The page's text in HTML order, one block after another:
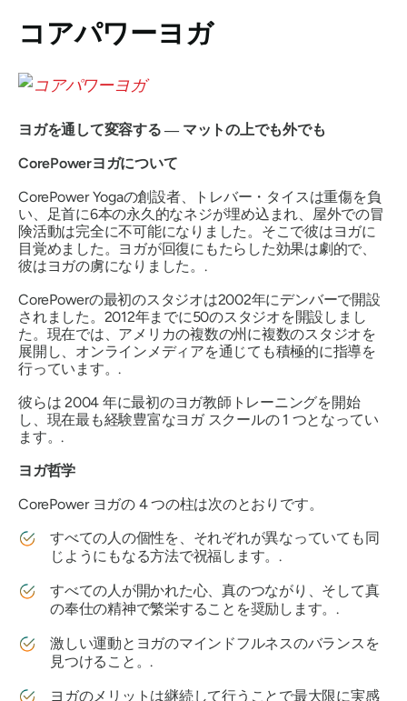
コアパワーヨガ
ヨガを通して変容する ― マットの上でも外でも
CorePowerヨガについて
CorePower Yogaの創設者、トレバー・タイスは重傷を負
い、足首に6本の永久的なネジが埋め込まれ、屋外での冒
険活動は完全に不可能になりました。そこで彼はヨガに
目覚めました。ヨガが回復にもたらした効果は劇的で、
彼はヨガの虜になりました。.
CorePowerの最初のスタジオは2002年にデンバーで開設
されました。2012年までに50のスタジオを開設しまし
た。現在では、アメリカの複数の州に複数のスタジオを
展開し、オンラインメディアを通じても積極的に指導を
行っています。.
彼らは 2004 年に最初のヨガ教師トレーニングを開始
し、現在最も経験豊富なヨガ スクールの 1 つとなってい
ます。.
ヨガ哲学
CorePower ヨガの 4 つの柱は次のとおりです。
すべての人の個性を、それぞれが異なっていても同
じようにもなる方法で祝福します。.
すべての人が開かれた心、真のつながり、そして真
の奉仕の精神で繁栄することを奨励します。.
激しい運動とヨガのマインドフルネスのバランスを
見つけること。.
ヨガのメリットは継続して行うことで最大限に実感